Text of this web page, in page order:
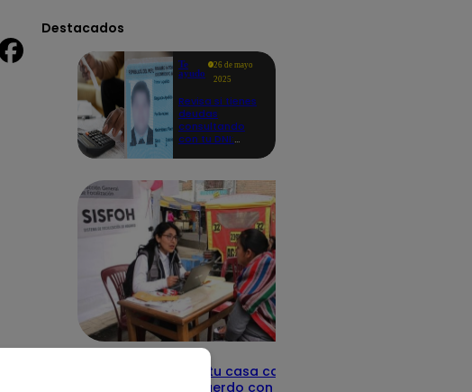
Destacados
Te
ayudo
26 de mayo
2025
Revisa si tienes
deudas
consultando
con tu DNI:
detalles
Revisa con tu DNI si tu casa califica
como pobre, de acuerdo con el Sisfoh